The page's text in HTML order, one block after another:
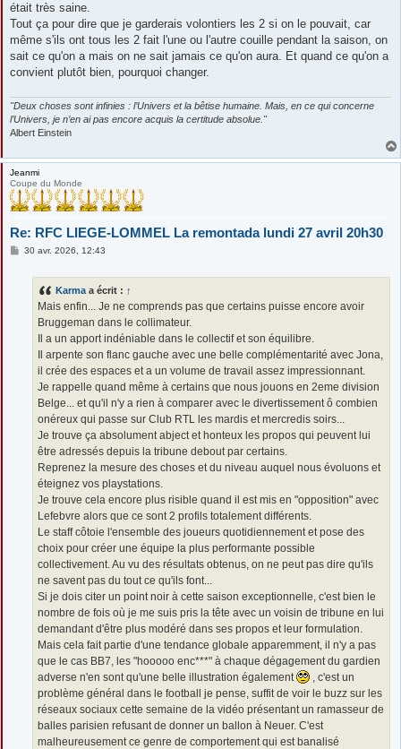
était très saine.
Tout ça pour dire que je garderais volontiers les 2 si on le pouvait, car
même s'ils ont tous les 2 fait l'une ou l'autre couille pendant la saison, on
sait ce qu'on a mais on ne sait jamais ce qu'on aura. Et quand ce qu'on a
convient plutôt bien, pourquoi changer.
"Deux choses sont infinies : l’Univers et la bêtise humaine. Mais, en ce qui concerne
l’Univers, je n’en ai pas encore acquis la certitude absolue."
Albert Einstein
Jeanmi
Coupe du Monde
Re: RFC LIEGE-LOMMEL La remontada lundi 27 avril 20h30
M30 avr. 2026, 12:43
Karma a écrit : ↑
Mais enfin... Je ne comprends pas que certains puisse encore avoir
Bruggeman dans le collimateur.
Il a un apport indéniable dans le collectif et son équilibre.
Il arpente son flanc gauche avec une belle complémentarité avec Jona,
il crée des espaces et a un volume de travail assez impressionnant.
Je rappelle quand même à certains que nous jouons en 2eme division
Belge... et qu'il n'y a rien à comparer avec le divertissement ô combien
onéreux qui passe sur Club RTL les mardis et mercredis soirs...
Je trouve ça absolument abject et honteux les propos qui peuvent lui
être adressés depuis la tribune debout par certains.
Reprenez la mesure des choses et du niveau auquel nous évoluons et
éteignez vos playstations.
Je trouve cela encore plus risible quand il est mis en "opposition" avec
Lefebvre alors que ce sont 2 profils totalement différents.
Le staff côtoie l'ensemble des joueurs quotidiennement et pose des
choix pour créer une équipe la plus performante possible
collectivement. Au vu des résultats obtenus, on ne peut pas dire qu'ils
ne savent pas du tout ce qu'ils font...
Si je dois citer un point noir à cette saison exceptionnelle, c'est bien le
nombre de fois où je me suis pris la tête avec un voisin de tribune en lui
demandant d'être plus modéré dans ses propos et leur formulation.
Mais cela fait partie d'une tendance globale apparemment, il n'y a pas
que le cas BB7, les "hooooo enc***" à chaque dégagement du gardien
adverse n'en sont qu'une belle illustration également
, c'est un
problème général dans le football je pense, suffit de voir le buzz sur les
réseaux sociaux cette semaine de la vidéo présentant un ramasseur de
balles parisien refusant de donner un ballon à Neuer. C'est
malheureusement ce genre de comportement qui est banalisé